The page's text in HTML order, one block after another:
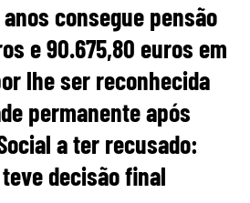
consegue pensão
e 90.675,80 euros em
lhe ser reconhecida
permanente após
a ter recusado:
decisão final